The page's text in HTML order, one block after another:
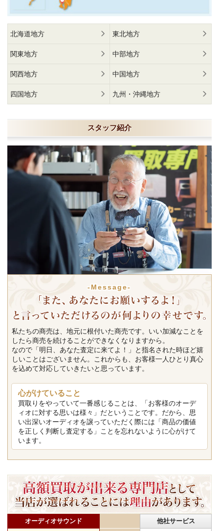
北海道地方 東北地方
関東地方 中部地方
関西地方 中国地方
四国地方 九州・沖縄地方
スタッフ紹介
-Message-
私たちの商売は、地元に根付いた商売です。いい加減なことを
したら商売を続けることができなくなりますから。
なので「明日、あなた査定に来てよ！」と指名された時ほど嬉
しいことはございません。これからも、お客様一人ひとり真心
を込めて対応していきたいと思っています。
心がけていること
買取りをやっていて一番感じることは、「お客様のオーデ
ィオに対する思いは様々」だということです。だから、思
い出深いオーディオを譲っていただく際には「商品の価値
を正しく判断し査定する」ことを忘れないように心がけて
います。
オーディオサウンド 他社サービス